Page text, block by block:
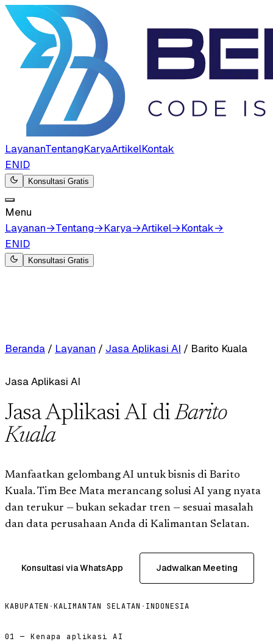
LayananTentangKaryaArtikelKontak
ENID
Konsultasi Gratis
Menu
Layanan→Tentang→Karya→Artikel→Kontak→
ENID
Konsultasi Gratis
Beranda / Layanan / Jasa Aplikasi AI / Barito Kuala
Jasa Aplikasi AI
Jasa Aplikasi AI diBarito
Kuala
Manfaatkan gelombang AI untuk bisnis di Barito
Kuala. Tim Bee Mata merancang solusi AI yang nyata
dan terukur — bukan sekadar tren — sesuai masalah
dan data perusahaan Anda di Kalimantan Selatan.
Konsultasi via WhatsApp Jadwalkan Meeting
KABUPATEN ·KALIMANTAN SELATAN · INDONESIA
01 — Kenapa aplikasi AI